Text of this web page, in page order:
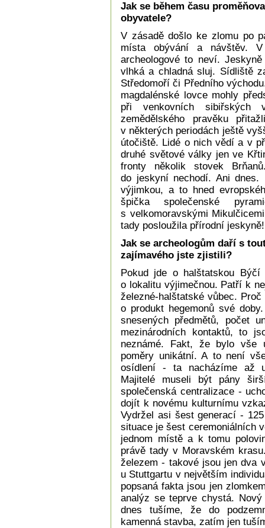
Jak se během času
obyvatele?
V zásadě došlo ke zlomu po
místa obývání a návštěv.
archeologové to neví.
vlhká a chladná sluj. Sídliště
Středomoří či Předního
magdalénské lovce mohly
při venkovních sibiřských
zemědělského pravěku
v některých periodách ještě
útočiště. Lidé o nich vědí a v
druhé světové války jen ve
fronty několik stovek
do jeskyní nechodí. Ani
výjimkou, a to hned
špička společenské
s velkomoravskými
tady posloužila přírodní
Jak se archeologům daří s
zajímavého jste zjistili?
Pokud jde o halštatskou
o lokalitu výjimečnou. Patří k
železné-halštatské vůbec.
o produkt hegemonů své
snesených předmětů, počet
mezinárodních kontaktů, to
neznámé. Fakt, že bylo vše
poměry unikátní. A to není
osídlení - ta nacházíme až
Majitelé museli být pány
společenská centralizace -
dojít k novému kulturnímu
Vydržel asi šest generací -
situace je šest ceremoniálních
jednom místě a k tomu
právě tady v Moravském
železem - takové jsou jen dva
u Stuttgartu v největším
popsaná fakta jsou jen
analýz se teprve chystá.
dnes tušíme, že do
kamenná stavba, zatím jen